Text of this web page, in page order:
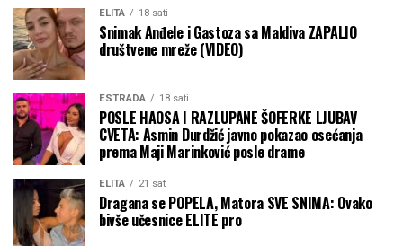
ELITA 18 sati
Snimak Anđele i Gastoza sa Maldiva ZAPALIO
društvene mreže (VIDEO)
ESTRADA 18 sati
POSLE HAOSA I RAZLUPANE ŠOFERKE LJUBAV
CVETA: Asmin Durdžić javno pokazao osećanja
prema Maji Marinković posle drame
ELITA 21 sat
Dragana se POPELA, Matora SVE SNIMA: Ovako
bivše učesnice ELITE pro